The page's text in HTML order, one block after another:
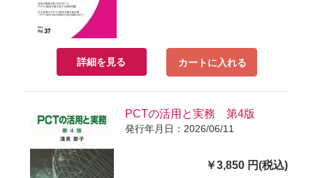
詳細を見る カートに入れる
PCTの活用と実務 第4版
発行年月日：2026/06/11
￥3,850 円(税込)